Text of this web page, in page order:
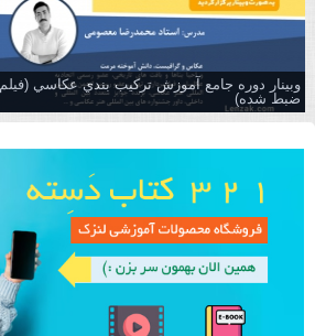
وبینار دوره جامع آموزش تركيب بندي عكاسي (فیلم
ضبط شده)